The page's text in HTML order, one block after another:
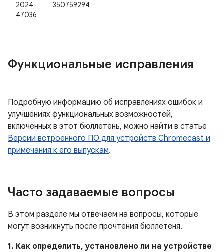
2024-
47036
350759294
Функциональные исправления
Подробную информацию об исправлениях ошибок и
улучшениях функциональных возможностей,
включенных в этот бюллетень, можно найти в статье
Версии встроенного ПО для устройств Chromecast и
примечания к его выпускам.
Часто задаваемые вопросы
В этом разделе мы отвечаем на вопросы, которые
могут возникнуть после прочтения бюллетеня.
1. Как определить, установлено ли на устройстве